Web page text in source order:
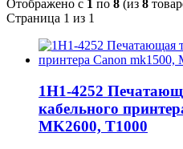
Отображено с 1 по 8 (из 8
Страница 1 из 1
1Н1-4252
кабельного
MK2600, T1000